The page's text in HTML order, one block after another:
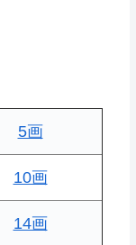
5画
10画
14画